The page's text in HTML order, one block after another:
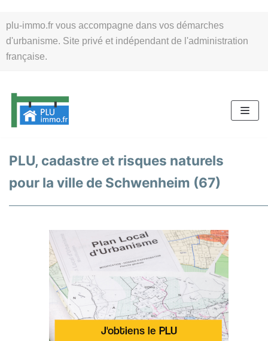
plu-immo.fr vous accompagne dans vos démarches
d'urbanisme. Site privé et indépendant de l'administration
française.
au
contenu
PLU, cadastre et risques naturels
pour la ville de Schwenheim (67)